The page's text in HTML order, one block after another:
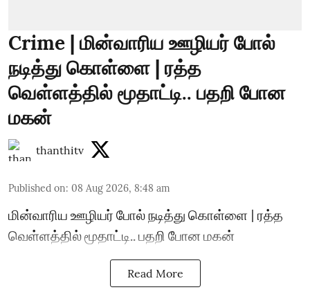
Crime | மின்வாரிய ஊழியர் போல்
நடித்து கொள்ளை | ரத்த
வெள்ளத்தில் மூதாட்டி.. பதறி போன
மகன்
thanthitv
Published on: 08 Aug 2026, 8:48 am
மின்வாரிய ஊழியர் போல் நடித்து கொள்ளை | ரத்த
வெள்ளத்தில் மூதாட்டி.. பதறி போன மகன்
Read More